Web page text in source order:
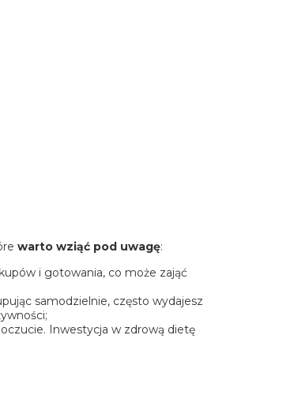
warto wziąć pod uwagę:
i gotowania, co może zająć
samodzielnie, często wydajesz
Inwestycja w zdrową dietę